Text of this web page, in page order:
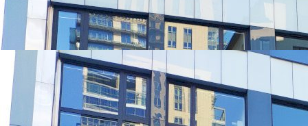
УНИВЕРСИТЕТЫ, КОТОРЫЕ ЧАЩЕ ВСЕГО ВЫБИРАЮТ